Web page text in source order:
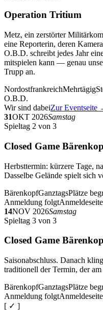
Operation Tritium
Metz, ein zerstörter
eine Reporterin, deren
O.B.D. schreibt jedes Jahr
mitspielen kann — genau
Trupp an.
NordostfrankreichMehrtägig
O.B.D.
Wir sind dabeiZur Eventseite
31OKT 2026Samstag
Spieltag 2 von 3
Closed Game
Herbsttermin: kürzere Tage,
Dasselbe Gelände spielt sich
BärenkopfGanztagsPlätze
Anmeldung folgt
14NOV 2026Samstag
Spieltag 3 von 3
Closed Game
Saisonabschluss. Danach
traditionell der Termin, der
BärenkopfGanztagsPlätze
Anmeldung folgt
[ ✓ ]